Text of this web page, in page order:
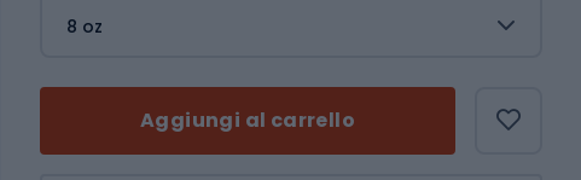
8 oz
Aggiungi al carrello